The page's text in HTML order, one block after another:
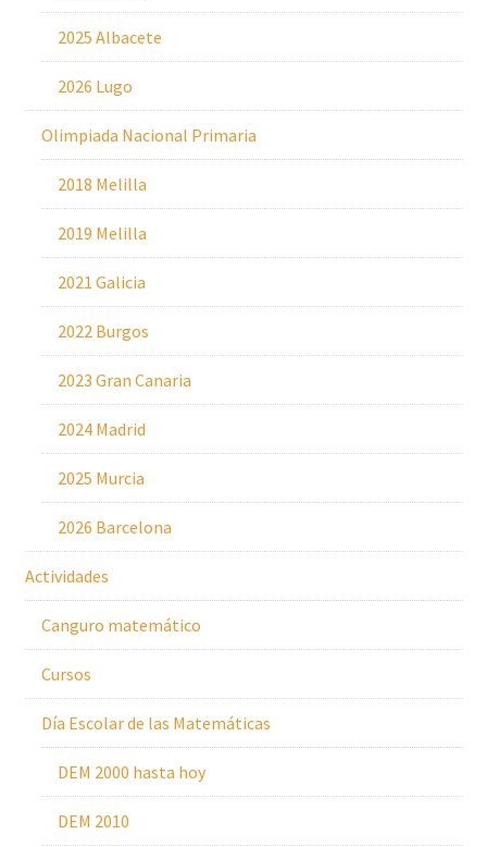
2025 Albacete
2026 Lugo
Olimpiada Nacional Primaria
2018 Melilla
2019 Melilla
2021 Galicia
2022 Burgos
2023 Gran Canaria
2024 Madrid
2025 Murcia
2026 Barcelona
Actividades
Canguro matemático
Cursos
Día Escolar de las Matemáticas
DEM 2000 hasta hoy
DEM 2010